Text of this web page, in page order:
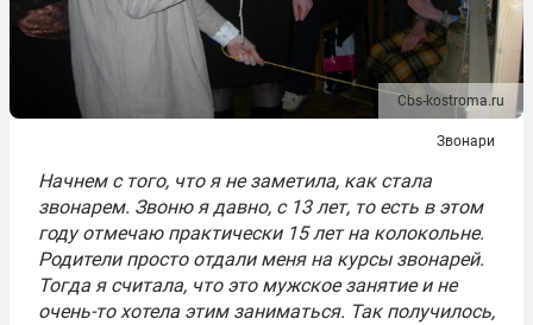
Cbs-kostroma.ru
Звонари
Начнем с того, что я не заметила, как стала
звонарем. Звоню я давно, с 13 лет, то есть в этом
году отмечаю практически 15 лет на колокольне.
Родители просто отдали меня на курсы звонарей.
Тогда я считала, что это мужское занятие и не
очень-то хотела этим заниматься. Так получилось,